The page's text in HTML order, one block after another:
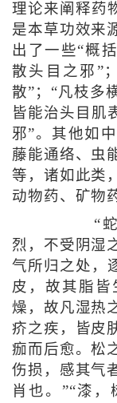
理论来阐释药
是本草功效来
出了一些“概
散头目之邪”
散”；“凡枝多
皆能治头目肌
邪”。其他如
藤能通络、虫
等，诸如此类
动物药、矿物
“蛇
烈，不受阴湿
气所归之处，
皮，故其脂皆
燥，故凡湿热
疥之疾，皆皮
痂而后愈。松
伤损，感其气
肖也。”“漆